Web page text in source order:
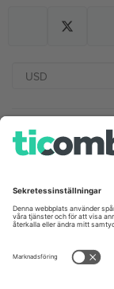
Kontor och
Unter den Linden 24,
Berlin, Germany
United States